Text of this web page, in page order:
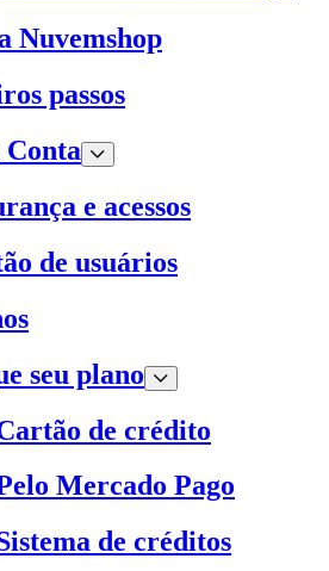
Nuvemshop
passos
e acessos
de usuários
seu plano
de crédito
Mercado Pago
de créditos